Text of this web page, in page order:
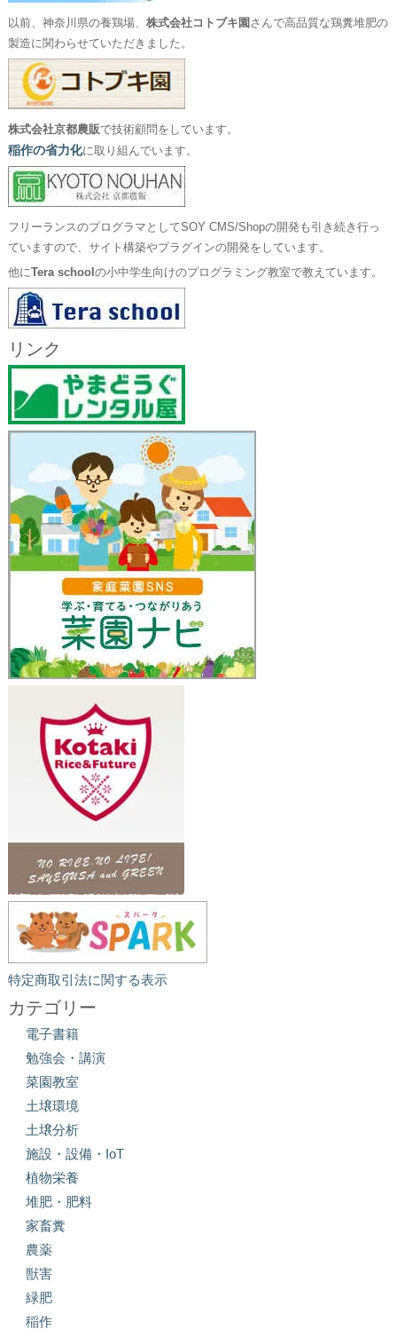
以前、神奈川県の養鶏場、 株式会社コトブキ園 さんで高品質な鶏糞堆肥の
製造に関わらせていただきました。
株式会社京都農販で技術顧問をしています。
稲作の省力化に取り組んでいます。
フリーランスのプログラマとしてSOY CMS/Shopの開発も引き続き行っ
ていますので、サイト構築やプラグインの開発をしています。
他にTera school の小中学生向けのプログラミング教室で教えています。
リンク
特定商取引法に関する表示
カテゴリー
電子書籍
勉強会・講演
菜園教室
土壌環境
土壌分析
施設・設備・IoT
植物栄養
堆肥・肥料
家畜糞
農薬
獣害
緑肥
稲作